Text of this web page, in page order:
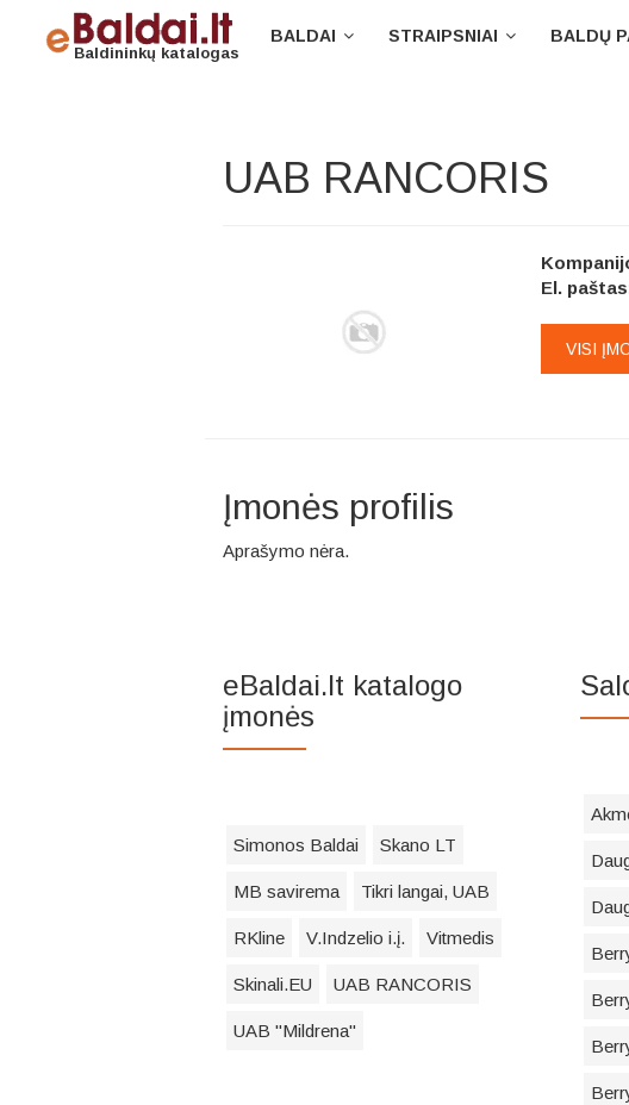
Baldininkų katalogas
BALDAI STRAIPSNIAI BALDŲ
UAB RANCORIS
El.
VISI
Įmonės profilis
Aprašymo nėra.
eBaldai.lt katalogo
įmonės
Simonos Baldai Skano LT
MB savirema Tikri langai, UAB
RKline V.Indzelio i.į. Vitmedis
Skinali.EU UAB RANCORIS
UAB "Mildrena"